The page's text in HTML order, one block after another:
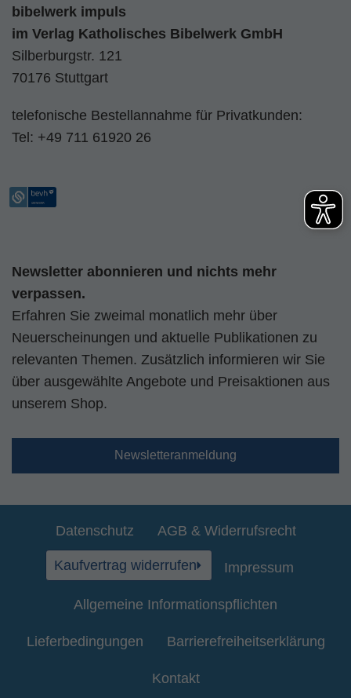
bibelwerk impuls
im Verlag Katholisches Bibelwerk GmbH
Silberburgstr. 121
70176 Stuttgart
telefonische Bestellannahme für Privatkunden:
Tel: +49 711 61920 26
Newsletter abonnieren und nichts mehr
verpassen.
Erfahren Sie zweimal monatlich mehr über
Neuerscheinungen und aktuelle Publikationen zu
relevanten Themen. Zusätzlich informieren wir Sie
über ausgewählte Angebote und Preisaktionen aus
unserem Shop.
Newsletteranmeldung
Datenschutz AGB & Widerrufsrecht
Kaufvertrag widerrufen Impressum
Allgemeine Informationspflichten
Lieferbedingungen Barrierefreiheitserklärung
Kontakt